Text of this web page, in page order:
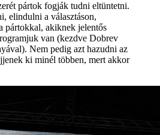
pártok fogják tudni eltüntetni.
elindulni a választáson,
pártokkal, akiknek jelentős
van (kezdve Dobrev
Nem pedig azt hazudni az
ki minél többen, mert akkor